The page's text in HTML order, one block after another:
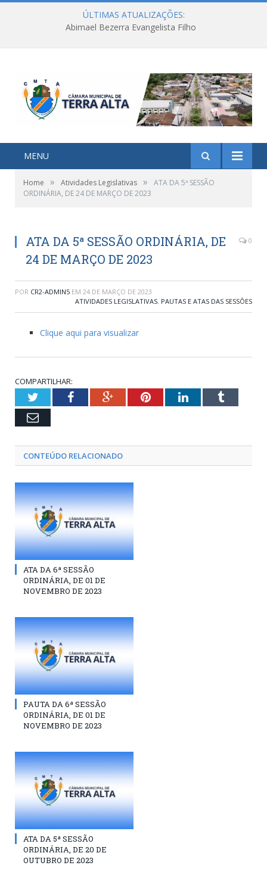
ÚLTIMAS ATUALIZAÇÕES:
Abimael Bezerra Evangelista Filho
MENU
Home » Atividades Legislativas »
ATA DA 5ª SESSÃO
ORDINÁRIA, DE 24 DE MARÇO DE 2023
ATA DA 5ª SESSÃO ORDINÁRIA, DE
24 DE MARÇO DE 2023
0
POR CR2-ADMIN5 EM 24 DE MARÇO DE 2023
ATIVIDADES LEGISLATIVAS, PAUTAS E ATAS DAS SESSÕES
Clique aqui para visualizar
COMPARTILHAR:
TwitterFacebookGoogle+PinterestLinkedInTumblr
Email
CONTEÚDO RELACIONADO
ATA DA 6ª SESSÃO
ORDINÁRIA, DE 01 DE
NOVEMBRO DE 2023
PAUTA DA 6ª SESSÃO
ORDINÁRIA, DE 01 DE
NOVEMBRO DE 2023
ATA DA 5ª SESSÃO
ORDINÁRIA, DE 20 DE
OUTUBRO DE 2023